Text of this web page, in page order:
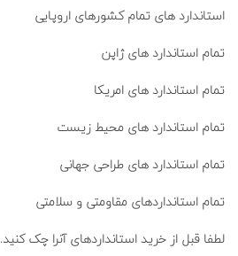
استاندارد های تمام کشورهای اروپایی
تمام استاندارد های ژاپن
تمام استاندارد های امریکا
تمام استاندارد های محیط زیست
تمام استاندارد های طراحی جهانی
تمام استانداردهای مقاومتی و سلامتی
لطفا قبل از خرید استانداردهای آنرا چک کنید.